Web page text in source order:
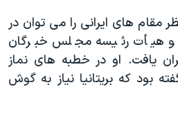
مقام های ایرانی را می توان در
هیأت رئیسه مجلس خبرگان
یافت. او در خطبه های نماز
بود که بریتانیا نیاز به گوش